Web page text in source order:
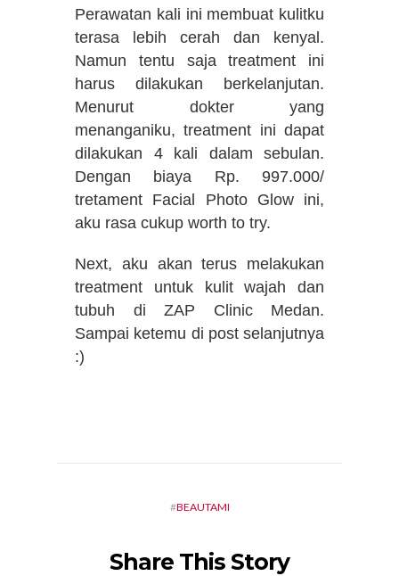
Perawatan kali ini membuat kulitku
terasa lebih cerah dan kenyal.
Namun tentu saja treatment ini
harus dilakukan berkelanjutan.
Menurut dokter yang
menanganiku, treatment ini dapat
dilakukan 4 kali dalam sebulan.
Dengan biaya Rp. 997.000/
tretament Facial Photo Glow ini,
aku rasa cukup worth to try.
Next, aku akan terus melakukan
treatment untuk kulit wajah dan
tubuh di ZAP Clinic Medan.
Sampai ketemu di post selanjutnya
:)
#BEAUTAMI
Share This Story